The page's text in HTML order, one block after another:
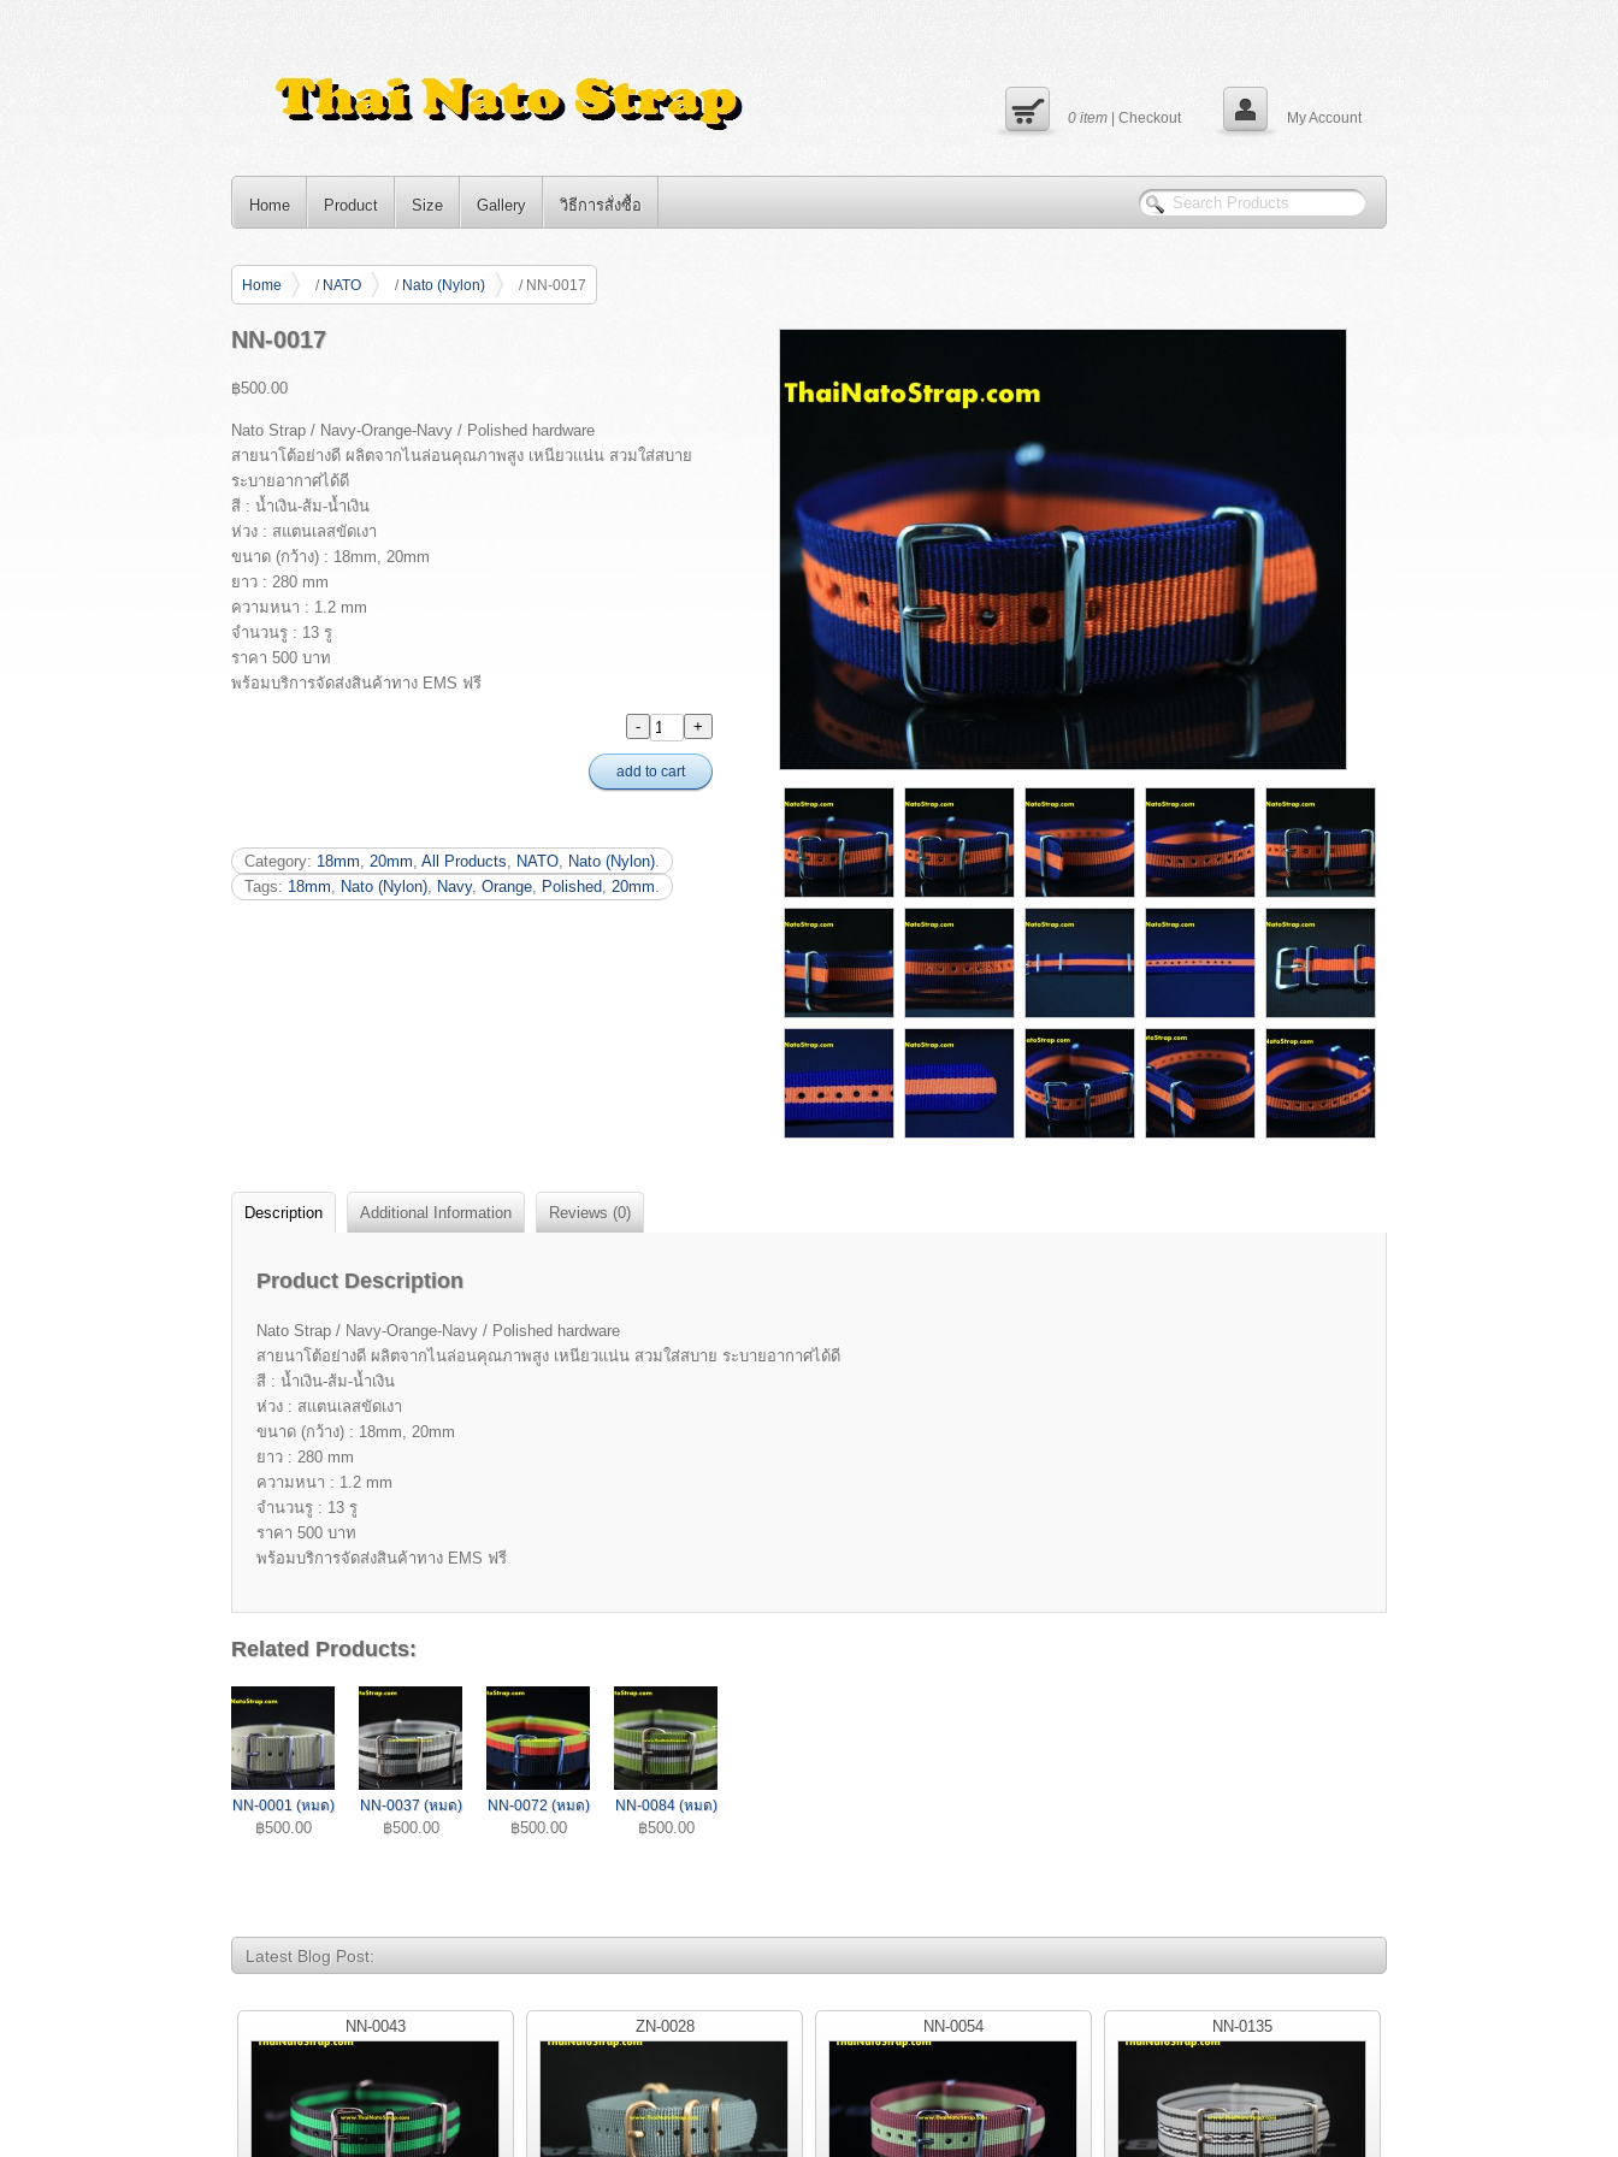
0 item | Checkout My Account
Home Product Size Gallery วิธีการสั่งซื้อ
Home / NATO / Nato (Nylon) / NN-0017
NN-0017
฿500.00
Nato Strap / Navy-Orange-Navy / Polished hardware
สายนาโต้อย่างดี ผลิตจากไนล่อนคุณภาพสูง เหนียวแน่น สวมใส่สบาย
ระบายอากาศได้ดี
สี : น้ำเงิน-ส้ม-น้ำเงิน
ห่วง : สแตนเลสขัดเงา
ขนาด (กว้าง) : 18mm, 20mm
ยาว : 280 mm
ความหนา : 1.2 mm
จำนวนรู : 13 รู
ราคา 500 บาท
พร้อมบริการจัดส่งสินค้าทาง EMS ฟรี
add to cart
Category: 18mm 20mm All Products NATO Nato (Nylon)
Tags: 18mm Nato (Nylon) Navy, Orange Polished 20mm
Description Additional Information Reviews (0)
Product Description
Nato Strap / Navy-Orange-Navy / Polished hardware
สายนาโต้อย่างดี ผลิตจากไนล่อนคุณภาพสูง เหนียวแน่น สวมใส่สบาย ระบายอากาศได้ดี
สี : น้ำเงิน-ส้ม-น้ำเงิน
ห่วง : สแตนเลสขัดเงา
ขนาด (กว้าง) : 18mm, 20mm
ยาว : 280 mm
ความหนา : 1.2 mm
จำนวนรู : 13 รู
ราคา 500 บาท
พร้อมบริการจัดส่งสินค้าทาง EMS ฟรี
Related Products:
NN-0001 (หมด)
฿500.00
NN-0037 (หมด)
฿500.00
NN-0072 (หมด)
฿500.00
NN-0084 (หมด)
฿500.00
Latest Blog Post:
NN-0043 ZN-0028 NN-0054 NN-0135